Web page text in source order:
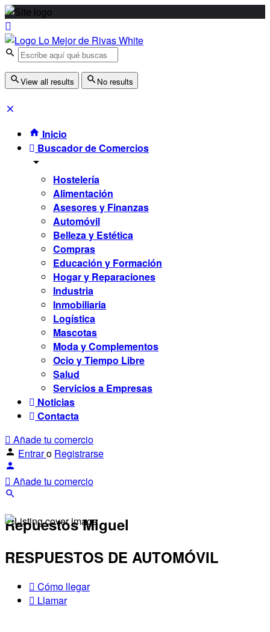
View all results No results
Inicio
Buscador de Comercios
Hostelería
Alimentación
Asesores y Finanzas
Automóvil
Belleza y Estética
Compras
Educación y Formación
Hogar y Reparaciones
Industria
Inmobiliaria
Logística
Mascotas
Moda y Complementos
Ocio y Tiempo Libre
Salud
Servicios a Empresas
Noticias
Contacta
Añade tu comercio
Entraro Registrarse
Añade tu comercio
Repuestos Miguel
RESPUESTOS DE AUTOMÓVIL
Cómo llegar
Llamar